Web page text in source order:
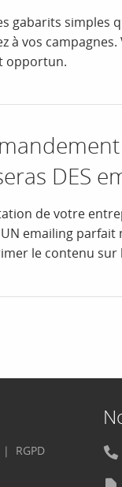
gabarits simples
à vos campagnes.
opportun.
DES
de votre
emailing parfait
le contenu sur
RGPD